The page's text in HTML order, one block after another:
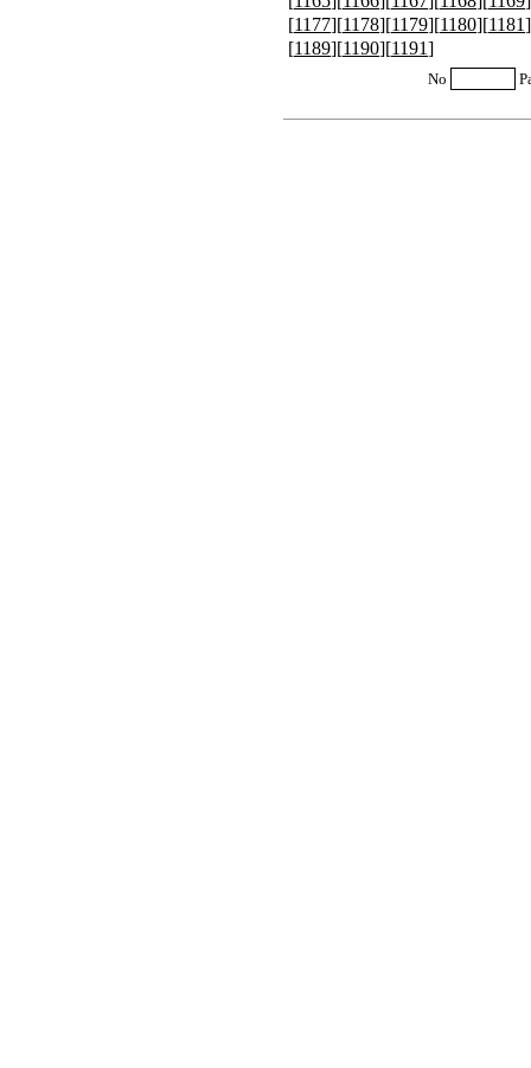
[1177][1178][1179][1180][1181
[1189][1190][1191]
No